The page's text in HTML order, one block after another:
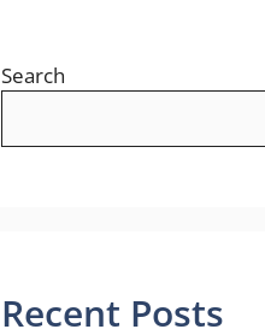
Search
Recent Posts